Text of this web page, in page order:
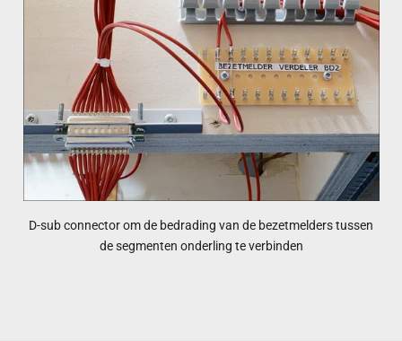
D-sub connector om de bedrading van de bezetmelders tussen
de segmenten onderling te verbinden